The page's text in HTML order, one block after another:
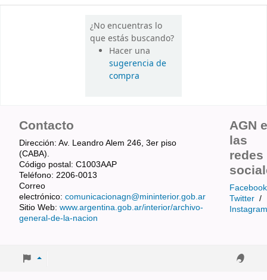
¿No encuentras lo
que estás buscando?
Hacer una
sugerencia de
compra
Contacto
Dirección: Av. Leandro Alem 246, 3er piso
(CABA).
Código postal: C1003AAP
Teléfono: 2206-0013
Correo
electrónico: comunicacionagn@mininterior.gob.ar
Sitio Web: www.argentina.gob.ar/interior/archivo-
general-de-la-nacion
AGN
las
redes
Facebook
Twitter /
Instagram